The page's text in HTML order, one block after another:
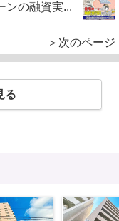
ンの融資実...
＞次のページ
る